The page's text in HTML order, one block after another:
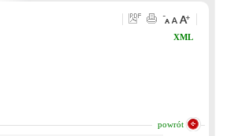
XML
powrót